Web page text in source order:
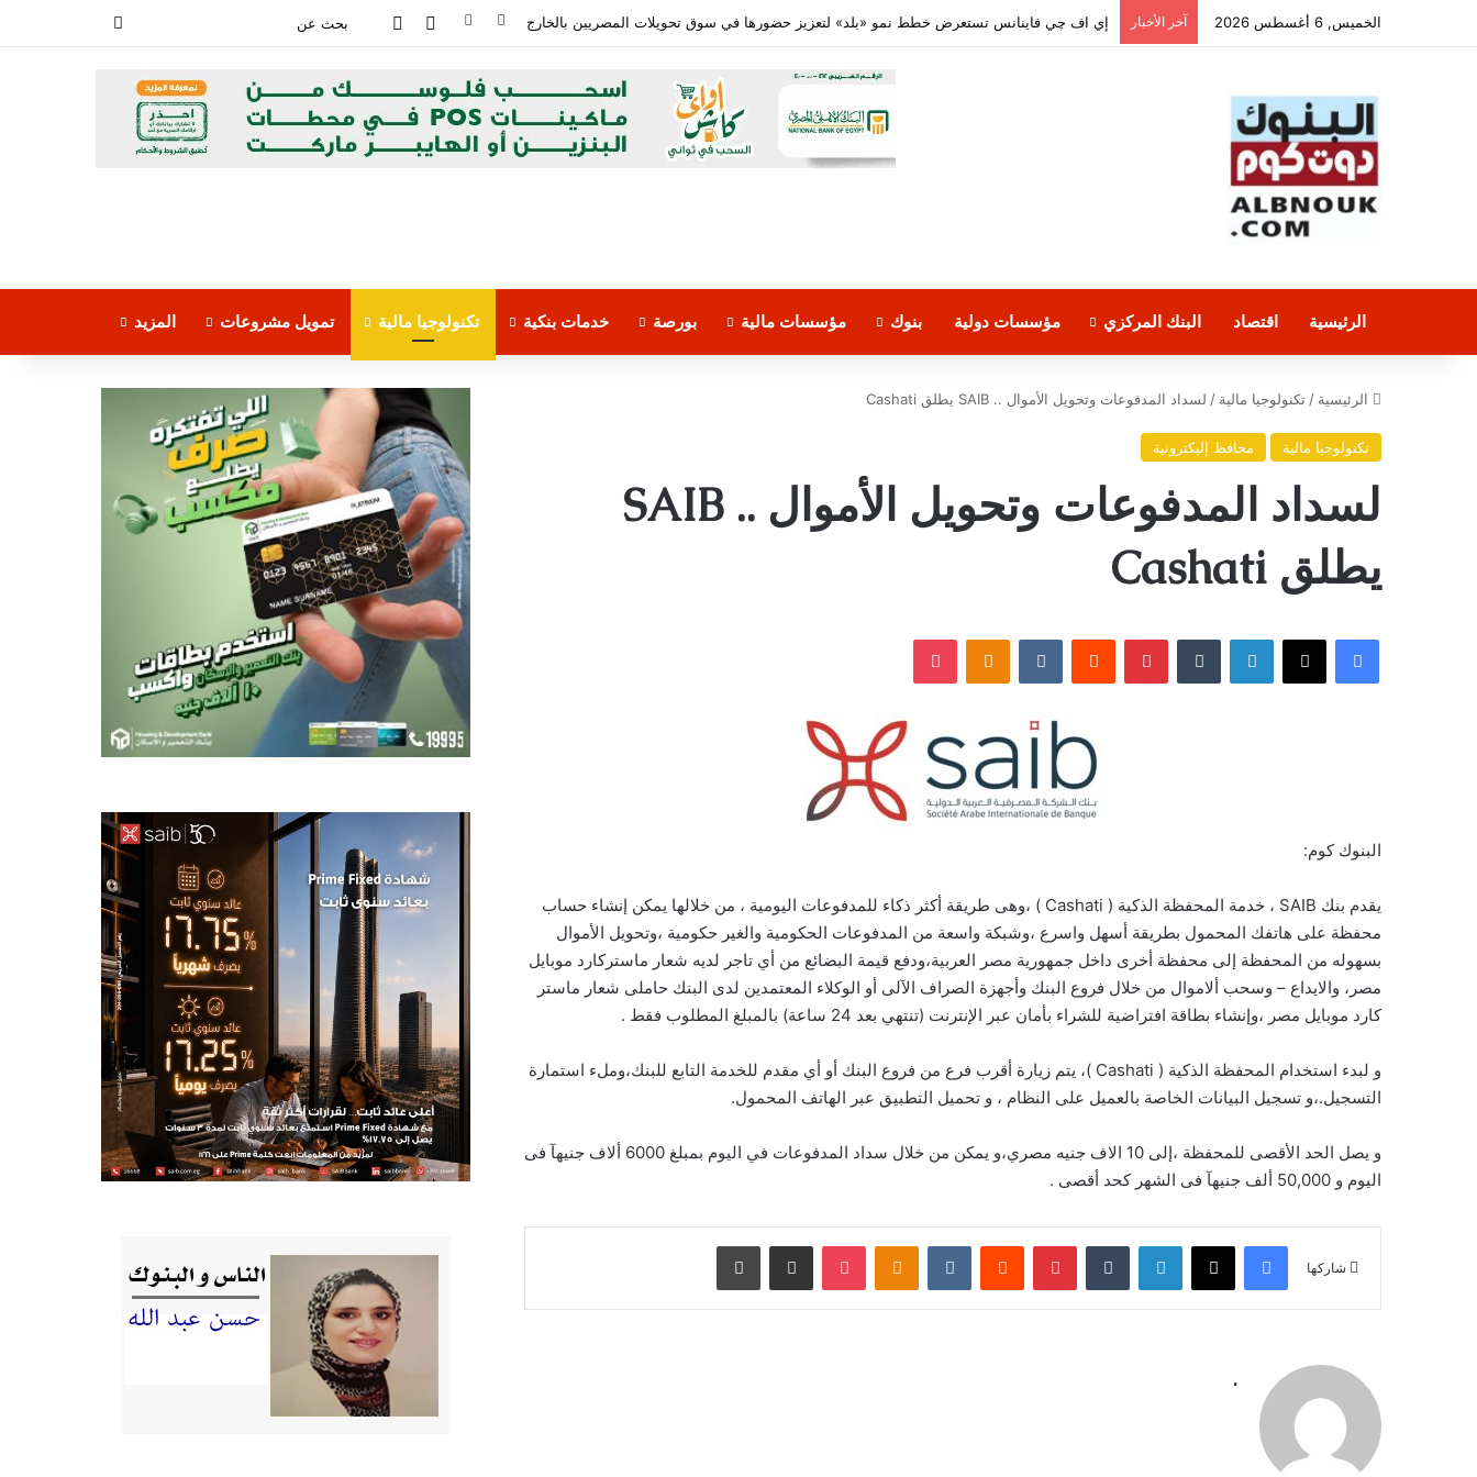
الخميس, 6 أغسطس 2026 آخر الأخبار معدلات الشمول المالي تواصل ارتفاعها 79% من المواطنين يمتلكون حسابات نشطة تمكنهم من إجراء معاملات مالية فيسبوك‫YouTube
الرئيسية اقتصاد البنك المركزي مؤسسات دولية بنوك مؤسسات مالية بورصة خدمات بنكية تكنولوجيا مالية تمويل مشروعات المزيد
الرئيسية / تكنولوجيا مالية / لسداد المدفوعات وتحويل الأموال .. SAIB يطلق Cashati
تكنولوجيا مالية محافظ إليكترونية
لسداد المدفوعات وتحويل الأموال .. SAIB
يطلق Cashati
فيسبوك ‫X لينكدإن بينتيريست Odnoklassniki
‫Pocket
البنوك كوم:
يقدم بنك SAIB ، خدمة المحفظة الذكية ( Cashati ) ،وهى طريقة أكثر ذكاء للمدفوعات اليومية ، من خلالها يمكن إنشاء حساب
محفظة على هاتفك المحمول بطريقة أسهل واسرع ،وشبكة واسعة من المدفوعات الحكومية والغير حكومية ،وتحويل الأموال
بسهوله من المحفظة إلى محفظة أخرى داخل جمهورية مصر العربية،ودفع قيمة البضائع من أي تاجر لديه شعار ماستركارد موبايل
مصر، والايداع – وسحب ألاموال من خلال فروع البنك وأجهزة الصراف الآلى أو الوكلاء المعتمدين لدى البنك حاملى شعار ماستر
كارد موبايل مصر ،وإنشاء بطاقة افتراضية للشراء بأمان عبر الإنترنت (تنتهي بعد 24 ساعة) بالمبلغ المطلوب فقط .
و لبدء استخدام المحفظة الذكية ( Cashati )، يتم زيارة أقرب فرع من فروع البنك أو أي مقدم للخدمة التابع للبنك،وملء استمارة
التسجيل.،و تسجيل البيانات الخاصة بالعميل على النظام ، و تحميل التطبيق عبر الهاتف المحمول.
و يصل الحد الأقصى للمحفظة ،إلى 10 الاف جنيه مصري،و يمكن من خلال سداد المدفوعات في اليوم بمبلغ 6000 ألاف جنيهآ فى
اليوم و 50,000 ألف جنيهآ فى الشهر كحد أقصى .
شاركها
فيسبوك ‫X لينكدإن بينتيريست Odnoklassniki
‫Pocket مشاركة عبر البريد طباعة
.